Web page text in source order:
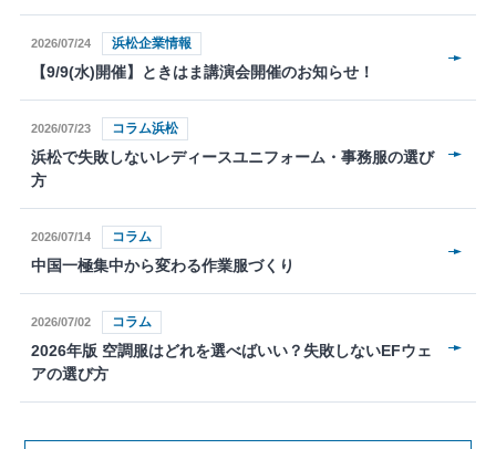
2026/07/24 浜松企業情報
【9/9(水)開催】ときはま講演会開催のお知らせ！
2026/07/23 コラム浜松
浜松で失敗しないレディースユニフォーム・事務服の選び
方
2026/07/14 コラム
中国一極集中から変わる作業服づくり
2026/07/02 コラム
2026年版 空調服はどれを選べばいい？失敗しないEFウェ
アの選び方